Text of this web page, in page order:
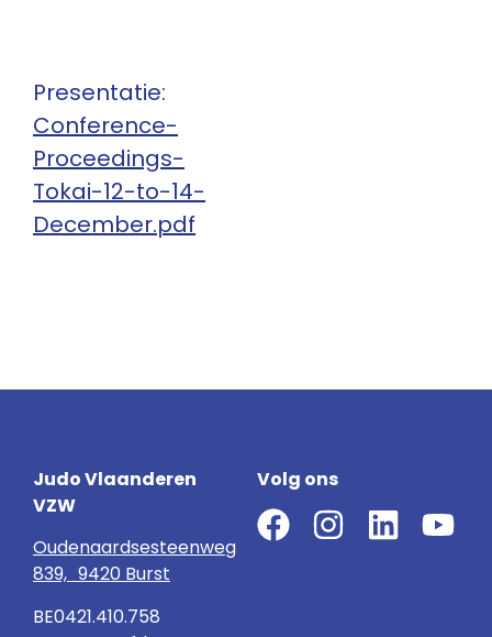
Presentatie:
Conference-
Proceedings-
Tokai-12-to-14-
December.pdf
Judo Vlaanderen
VZW
Oudenaardsesteenweg
839, 9420 Burst
BE0421.410.758
Volg ons